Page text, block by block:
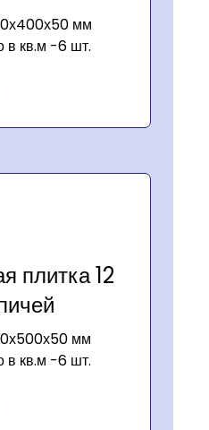
мм
в кв.м -6 шт.
плитка 12
мм
в кв.м -6 шт.